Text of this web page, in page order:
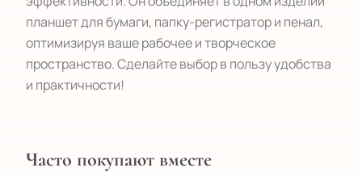
планшет для бумаги, папку-регистратор и пенал,
оптимизируя ваше рабочее и творческое
пространство. Сделайте выбор в пользу удобства
и практичности!
Часто покупают вместе